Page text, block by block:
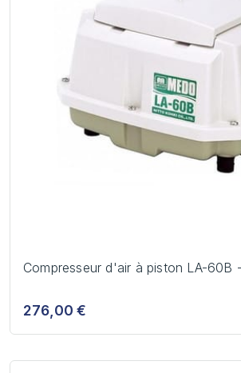
Compresseur d'air à piston LA-60B
276,00 €